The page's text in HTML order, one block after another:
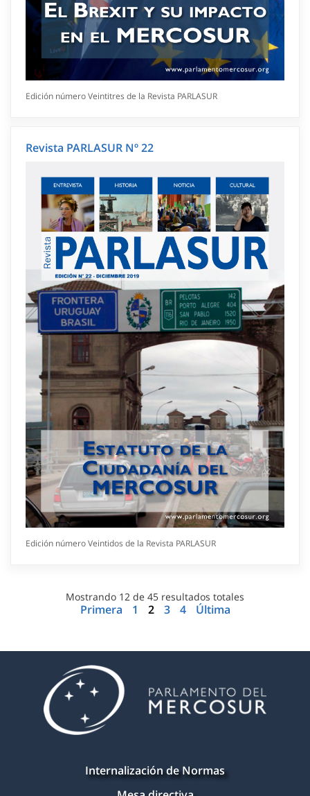
Edición número Veintitres de la Revista PARLASUR
Revista PARLASUR Nº 22
Edición número Veintidos de la Revista PARLASUR
Mostrando 12 de 45 resultados totales
Primera 1 2 3 4 Última
Internalización de Normas